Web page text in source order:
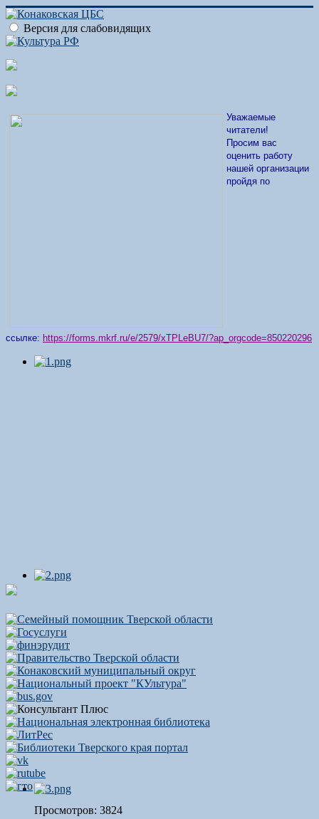
Версия для слабовидящих
Уважаемые
читатели!
Просим вас
оценить работу
нашей организации
пройдя по
ссылке: https://forms.mkrf.ru/e/2579/xTPLeBU7/?ap_orgcode=850220296
Просмотров: 3824